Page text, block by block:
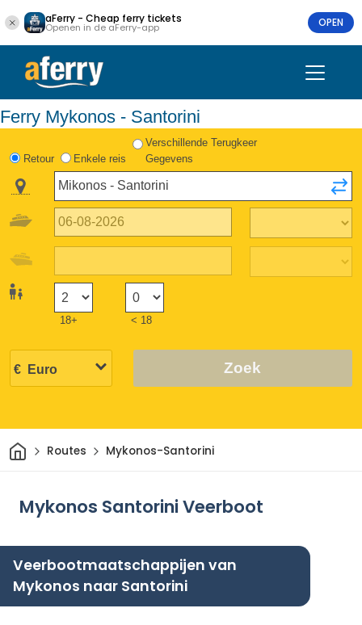
aFerry - Cheap ferry tickets
Openen in de aFerry-app OPEN
Ferry Mykonos - Santorini
Retour Enkele reis
Verschillende Terugkeer
Gegevens
18+ < 18
Zoek
ThuisRoutes Mykonos-Santorini
Mykonos Santorini Veerboot
Veerbootmaatschappijen van
Mykonos naar Santorini